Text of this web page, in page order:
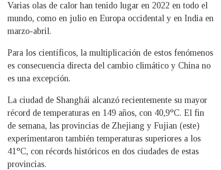
Varias olas de calor han tenido lugar en 2022 en todo el
mundo, como en julio en Europa occidental y en India en
marzo-abril.
Para los científicos, la multiplicación de estos fenómenos
es consecuencia directa del cambio climático y China no
es una excepción.
La ciudad de Shanghái alcanzó recientemente su mayor
récord de temperaturas en 149 años, con 40,9°C. El fin
de semana, las provincias de Zhejiang y Fujian (este)
experimentaron también temperaturas superiores a los
41°C, con récords históricos en dos ciudades de estas
provincias.